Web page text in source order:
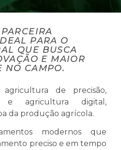
PARA O
QUE BUSCA
E MAIOR
NO CAMPO.
de precisão,
e agricultura digital,
da produção agrícola.
modernos que
preciso e em tempo